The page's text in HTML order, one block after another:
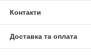
Контакти
Доставка та оплата